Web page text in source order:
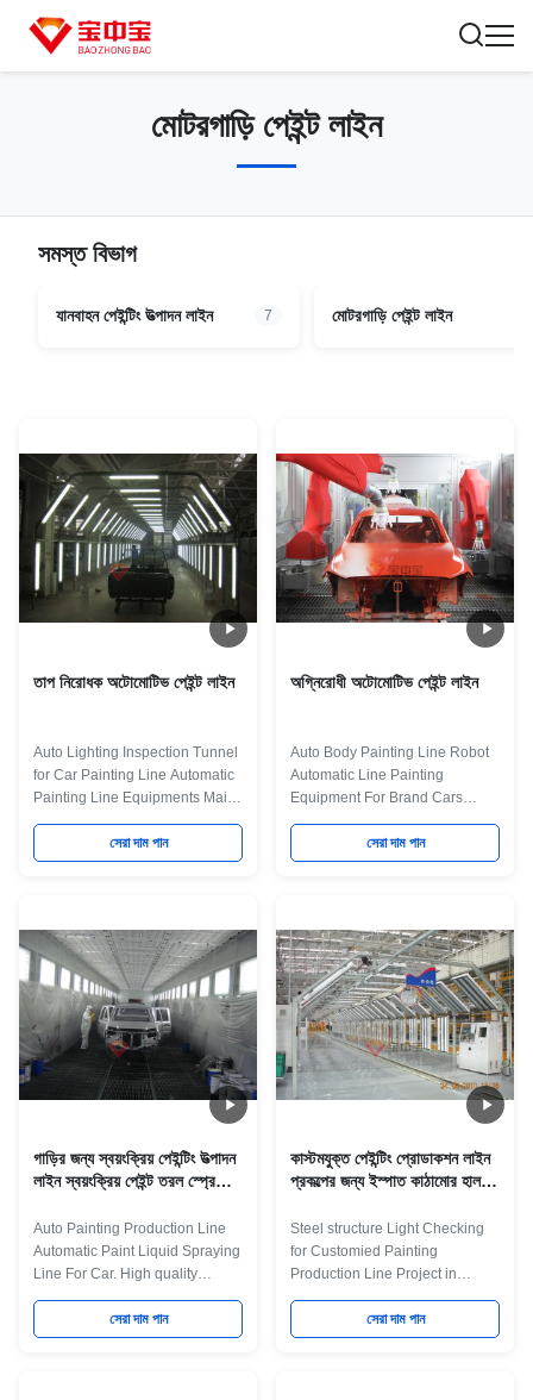
মোটরগাড়ি পেইন্ট লাইন
সমস্ত বিভাগ
যানবাহন পেইন্টিং উত্পাদন লাইন 7 মোটরগাড়ি পেইন্ট লাইন
তাপ নিরোধক অটোমোটিভ পেইন্ট লাইন
Auto Lighting Inspection Tunnel
for Car Painting Line Automatic
Painting Line Equipments Maint
Process: workpiece paint pre-
treatment--cathodic
electrodeposition primer
surface coating and drying--
check and repair process--and
complete coating of paint
material --products inspection
work. Some necessary main
Equipment for some main
process: Systems Equipment
Details Pre-treamment 1. Flood
wash equipment 2. Degrease
সেরা দাম পান
অগ্নিরোধী অটোমোটিভ পেইন্ট লাইন
Auto Body Painting Line Robot
Automatic Line Painting
Equipment For Brand Cars
Producing Quick Details: Place
of Origin Guangdong, China
(Mainland) Model Number Vary
and abroad only. 2. We have a
large team and we provide one-
station service 3. We can totally
undertake the design,
manufacture and installation of
different kind of Painting Line for
Car It is a Automatic paint
production line in brand Auto,it
সেরা দাম পান
গাড়ির জন্য স্বয়ংক্রিয় পেইন্টিং উত্পাদন
লাইন স্বয়ংক্রিয় পেইন্ট তরল স্প্রে
Auto Painting Production Line
Automatic Paint Liquid Spraying
Line For Car. High quality
painting Line for commercial
vehicles in Shuguang Group
.The wet paint line with 25%
সেরা দাম পান
কাস্টমযুক্ত পেইন্টিং প্রোডাকশন লাইন
প্রকল্পের জন্য ইস্পাত কাঠামোর হালকা
Steel structure Light Checking
for Customied Painting
Production Line Project in
Changchun FAW Quick Details:
It is a Automatic paint production
line in Changchun FAW Auto,it
সেরা দাম পান